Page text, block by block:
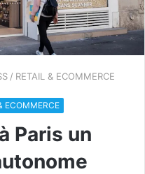
/ RETAIL & ECOMMERCE
ECOMMERCE
Paris un